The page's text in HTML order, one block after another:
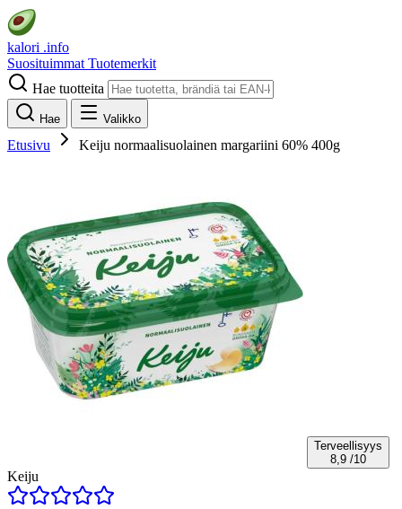
kalori .info
Suosituimmat Tuotemerkit
Hae tuotteita
Hae Valikko
Etusivu Keiju normaalisuolainen margariini 60% 400g
Terveellisyys
8,9 /10
Keiju